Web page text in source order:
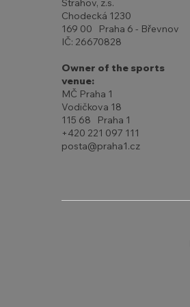
Strahov, z.s.
Chodecká 1230
169 00 Praha 6 - Břevnov
IČ: 26670828
Owner of the sports
venue:
MČ Praha 1
Vodičkova 18
115 68 Praha 1
+420 221 097 111
posta@praha1.cz